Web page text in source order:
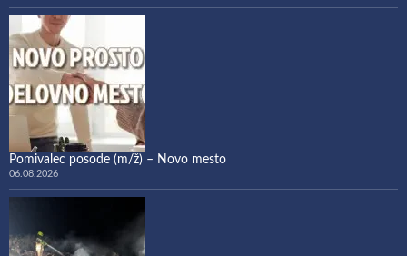
Pomivalec posode (m/ž) – Novo mesto
06.08.2026